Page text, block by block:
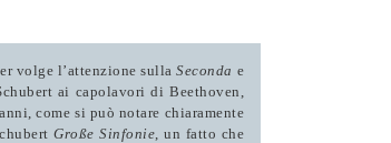
volge l’attenzione sullaSeconda e
ai capolavori di Beethoven,
come si può notare chiaramente
Große Sinfonie, un fatto che